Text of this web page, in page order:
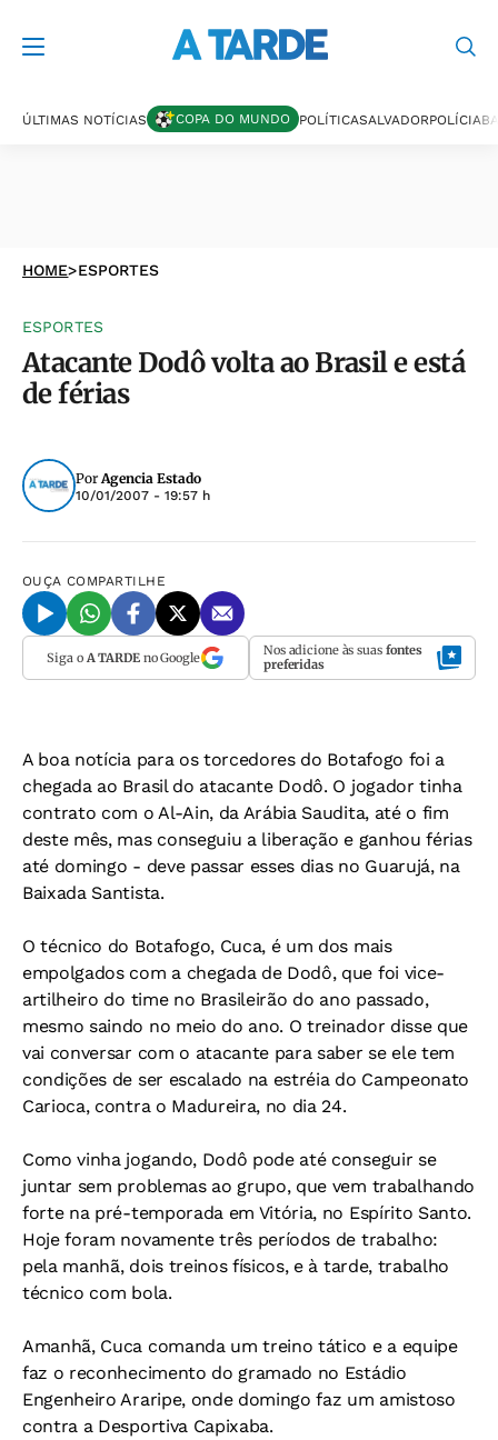
ÚLTIMAS NOTÍCIAS COPA DO MUNDO POLÍTICASALVADORPOLÍCIA
HOME>ESPORTES
ESPORTES
Atacante Dodô volta ao Brasil e está
de férias
PorAgencia Estado
10/01/2007 - 19:57 h
OUÇA COMPARTILHE
Siga o A TARDEno Google Nos adicione às suas fontes
preferidas
A boa notícia para os torcedores do Botafogo foi a
chegada ao Brasil do atacante Dodô. O jogador tinha
contrato com o Al-Ain, da Arábia Saudita, até o fim
deste mês, mas conseguiu a liberação e ganhou férias
até domingo - deve passar esses dias no Guarujá, na
Baixada Santista.
O técnico do Botafogo, Cuca, é um dos mais
empolgados com a chegada de Dodô, que foi vice-
artilheiro do time no Brasileirão do ano passado,
mesmo saindo no meio do ano. O treinador disse que
vai conversar com o atacante para saber se ele tem
condições de ser escalado na estréia do Campeonato
Carioca, contra o Madureira, no dia 24.
Como vinha jogando, Dodô pode até conseguir se
juntar sem problemas ao grupo, que vem trabalhando
forte na pré-temporada em Vitória, no Espírito Santo.
Hoje foram novamente três períodos de trabalho:
pela manhã, dois treinos físicos, e à tarde, trabalho
técnico com bola.
Amanhã, Cuca comanda um treino tático e a equipe
faz o reconhecimento do gramado no Estádio
Engenheiro Araripe, onde domingo faz um amistoso
contra a Desportiva Capixaba.